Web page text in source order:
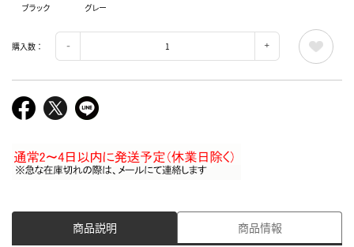
ブラック グレー
購入数：
商品説明 商品情報